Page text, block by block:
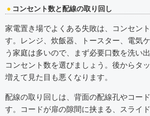
コンセント数と配線の取り回し
家電置き場でよくある失敗は、コンセン
す。レンジ、炊飯器、トースター、電気
う家庭は多いので、まず必要口数を洗い
コンセント数を選びましょう。後からタ
増えて見た目も悪くなります。
配線の取り回しは、背面の配線孔やコー
す。コードが扉の隙間に挟まる、スライ